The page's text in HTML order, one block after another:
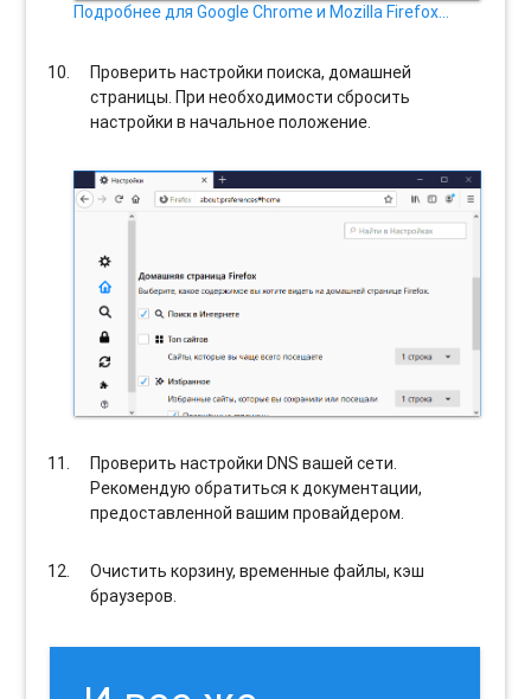
Подробнее для Google Chrome и Mozilla Firefox…
Проверить настройки поиска, домашней
страницы. При необходимости сбросить
настройки в начальное положение.
Проверить настройки DNS вашей сети.
Рекомендую обратиться к документации,
предоставленной вашим провайдером.
Очистить корзину, временные файлы, кэш
браузеров.